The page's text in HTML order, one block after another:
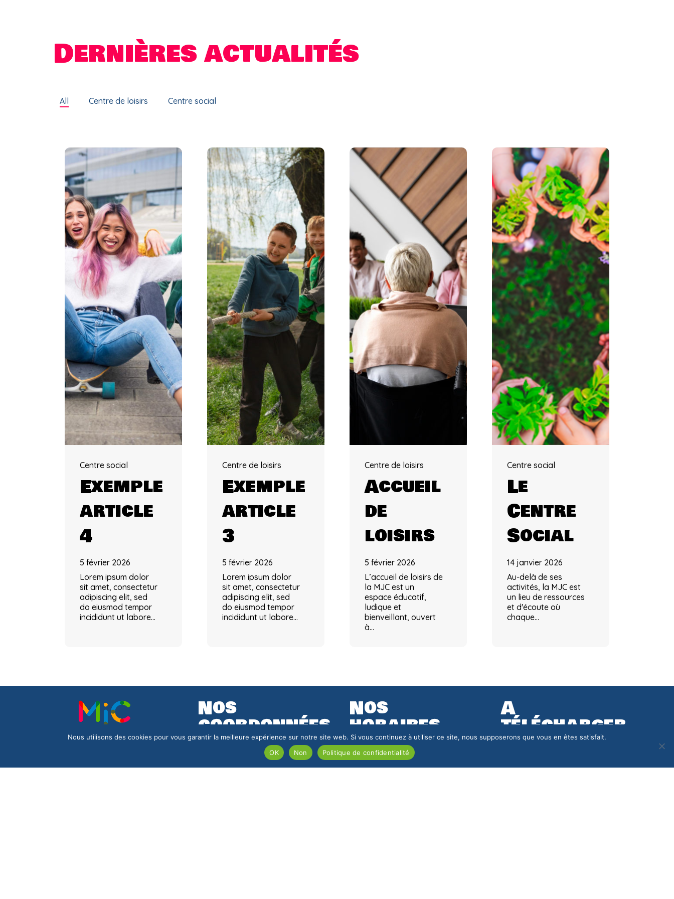
Dernières actualités
All Centre de loisirs Centre social
Centre social
Exemple
article
4
5 février 2026
Lorem ipsum dolor
sit amet, consectetur
adipiscing elit, sed
do eiusmod tempor
incididunt ut labore…
Centre de loisirs
Exemple
article
3
5 février 2026
Lorem ipsum dolor
sit amet, consectetur
adipiscing elit, sed
do eiusmod tempor
incididunt ut labore…
Centre de loisirs
Accueil
de
loisirs
5 février 2026
L’accueil de loisirs de
la MJC est un
espace éducatif,
ludique et
bienveillant, ouvert
à…
Centre social
Le
Centre
Social
14 janvier 2026
Au-delà de ses
activités, la MJC est
un lieu de ressources
et d'écoute où
chaque…
Nos
coordonnées
Rue Pierre et Jane Boiteau
Nos
horaires
du lundi au vendredi
09h à 12h et 14h à 18h
A
télécharger
Dossier d'inscription
Nous utilisons des cookies pour vous garantir la meilleure expérience sur notre site web. Si vous continuez à utiliser ce site, nous supposerons que vous en êtes satisfait.
OK
Non Politique de confidentialité